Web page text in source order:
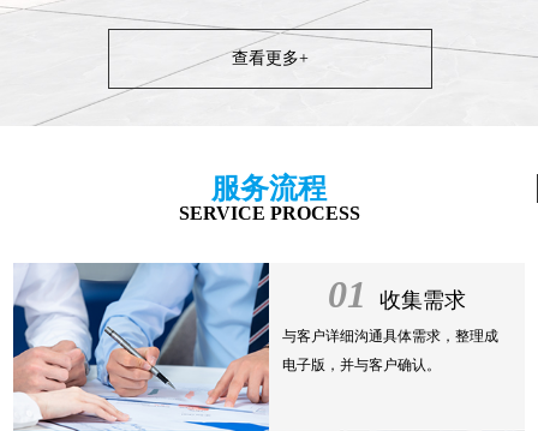
查看更多+
服务流程
SERVICE PROCESS
01 收集需求
与客户详细沟通具体需求，整理成
电子版，并与客户确认。